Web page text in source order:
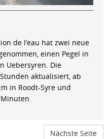
de l’eau hat zwei neue
einen Pegel in
Uebersyren. Die
aktualisiert, ab
in Roodt-Syre und
Nächste Seite